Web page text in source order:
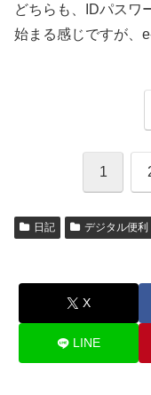
どちらも、IDパスワ
始まる感じですが、
1
日記 デジタル便利
X
LINE